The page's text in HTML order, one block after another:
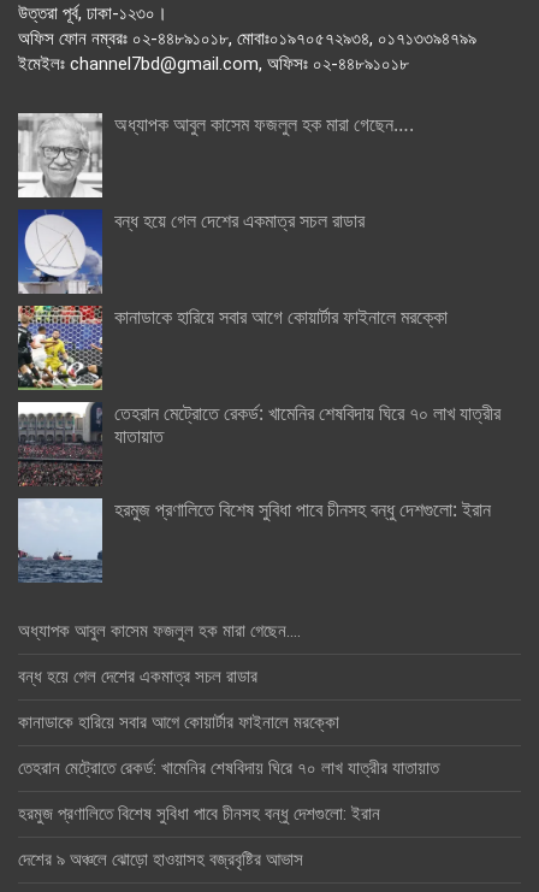
উত্তরা পূর্ব, ঢাকা-১২৩০।
অফিস ফোন নম্বরঃ ০২-৪৪৮৯১০১৮, মোবাঃ০১৯৭০৫৭২৯৩৪, ০১৭১৩৩৯৪৭৯৯
ইমেইলঃ channel7bd@gmail.com, অফিসঃ ০২-৪৪৮৯১০১৮
অধ্যাপক আবুল কাসেম ফজলুল হক মারা গেছেন….
বন্ধ হয়ে গেল দেশের একমাত্র সচল রাডার
কানাডাকে হারিয়ে সবার আগে কোয়ার্টার ফাইনালে মরক্কো
তেহরান মেট্রোতে রেকর্ড: খামেনির শেষবিদায় ঘিরে ৭০ লাখ যাত্রীর
যাতায়াত
হরমুজ প্রণালিতে বিশেষ সুবিধা পাবে চীনসহ বন্ধু দেশগুলো: ইরান
অধ্যাপক আবুল কাসেম ফজলুল হক মারা গেছেন….
বন্ধ হয়ে গেল দেশের একমাত্র সচল রাডার
কানাডাকে হারিয়ে সবার আগে কোয়ার্টার ফাইনালে মরক্কো
তেহরান মেট্রোতে রেকর্ড: খামেনির শেষবিদায় ঘিরে ৭০ লাখ যাত্রীর যাতায়াত
হরমুজ প্রণালিতে বিশেষ সুবিধা পাবে চীনসহ বন্ধু দেশগুলো: ইরান
দেশের ৯ অঞ্চলে ঝোড়ো হাওয়াসহ বজ্রবৃষ্টির আভাস